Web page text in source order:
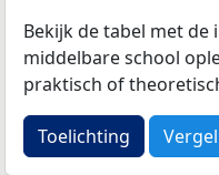
Bekijk de tabel met de
middelbare school
praktisch of
Toelichting